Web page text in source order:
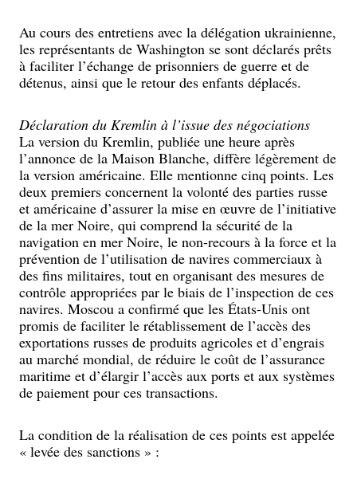
Au cours des entretiens avec la délégation ukrainienne,
les représentants de Washington se sont déclarés prêts
à faciliter l’échange de prisonniers de guerre et de
détenus, ainsi que le retour des enfants déplacés.
Déclaration du Kremlin à l’issue des négociations
La version du Kremlin, publiée une heure après
l’annonce de la Maison Blanche, diffère légèrement de
la version américaine. Elle mentionne cinq points. Les
deux premiers concernent la volonté des parties russe
et américaine d’assurer la mise en œuvre de l’initiative
de la mer Noire, qui comprend la sécurité de la
navigation en mer Noire, le non-recours à la force et la
prévention de l’utilisation de navires commerciaux à
des fins militaires, tout en organisant des mesures de
contrôle appropriées par le biais de l’inspection de ces
navires. Moscou a confirmé que les États-Unis ont
promis de faciliter le rétablissement de l’accès des
exportations russes de produits agricoles et d’engrais
au marché mondial, de réduire le coût de l’assurance
maritime et d’élargir l’accès aux ports et aux systèmes
de paiement pour ces transactions.
La condition de la réalisation de ces points est appelée
« levée des sanctions » :